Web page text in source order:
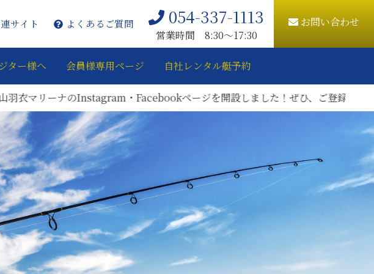
サイト よくあるご質問 054-337-1113
営業時間 8:30〜17:30
お問い合わせ
ター様へ 会員様専用ページ 自社レンタル艇予約
ページを開設しました！ぜひ、ご登録をお願いいたします。